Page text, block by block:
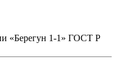
«Берегун 1-1» ГОСТ Р